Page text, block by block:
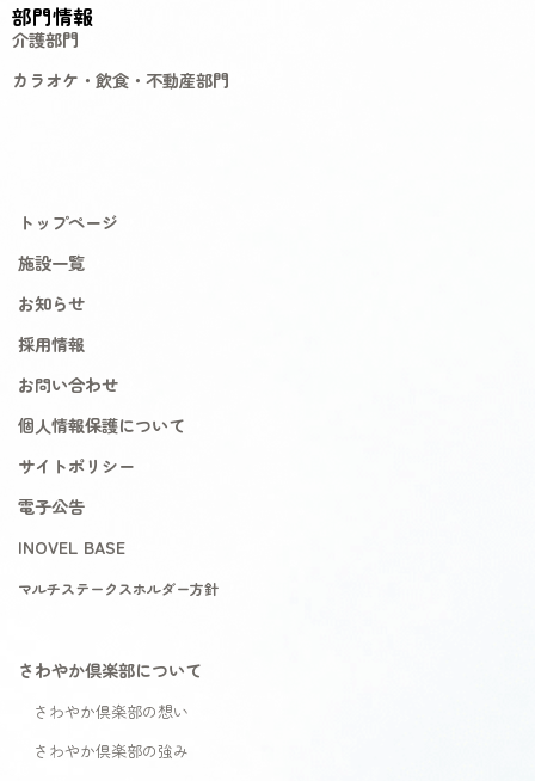
部門情報
介護部門
カラオケ・飲食・不動産部門
トップページ
施設一覧
お知らせ
採用情報
お問い合わせ
個人情報保護について
サイトポリシー
電子公告
INOVEL BASE
マルチステークスホルダー方針
さわやか倶楽部について
さわやか倶楽部の想い
さわやか倶楽部の強み